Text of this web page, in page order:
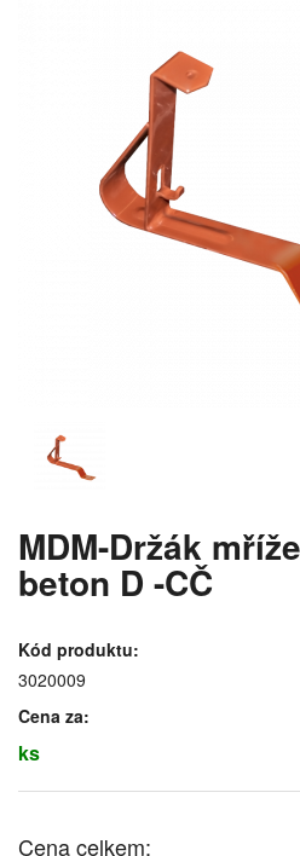
MDM-Držák
beton D -CČ
Kód produktu:
3020009
Cena za:
ks
Cena celkem: